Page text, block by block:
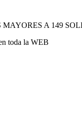
A 149
toda la WEB